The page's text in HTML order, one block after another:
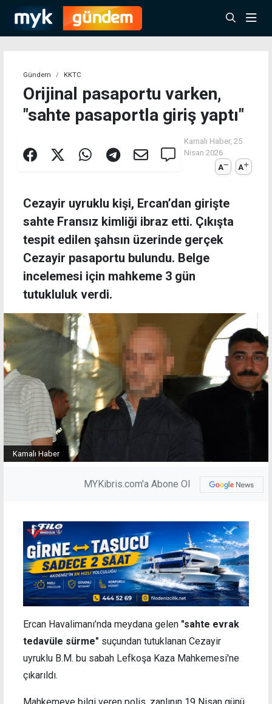
Gündem KKTC
Orijinal pasaportu varken,
"sahte pasaportla giriş yaptı"
Kamalı Haber,25
Nisan 2026
A
A
Cezayir uyruklu kişi, Ercan’dan girişte
sahte Fransız kimliği ibraz etti. Çıkışta
tespit edilen şahsın üzerinde gerçek
Cezayir pasaportu bulundu. Belge
incelemesi için mahkeme 3 gün
tutukluluk verdi.
Kamalı Haber
MYKibris.com'a Abone Ol
Ercan Havalimanı’nda meydana gelen "sahte evrak
tedavüle sürme" suçundan tutuklanan Cezayir
uyruklu B.M. bu sabah Lefkoşa Kaza Mahkemesi'ne
çıkarıldı.